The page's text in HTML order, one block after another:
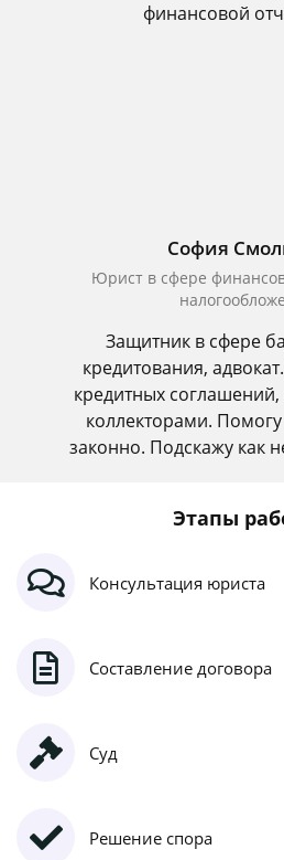
финансовой
София
Юрист в сфере
Защитник в сфере
кредитования,
кредитных
коллекторами. Помогу
законно. Подскажу как
Этапы
Консультация юриста
Составление договора
Суд
Решение спора